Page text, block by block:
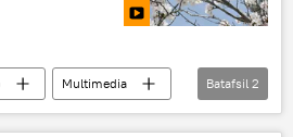
Multimedia
Batafsil 2